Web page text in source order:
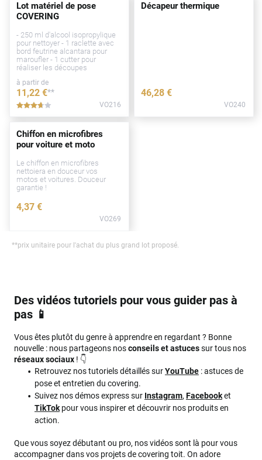
Lot matériel de pose
COVERING
- 250 ml d'alcool isopropylique
pour nettoyer - 1 raclette avec
bord feutrine alcantara pour
maroufler - 1 cutter pour
réaliser les découpes
à partir de
11,22 €**
*****
VO216
Décapeur thermique
46,28 €
VO240
Chiffon en microfibres
pour voiture et moto
Le chiffon en microfibres
nettoiera en douceur vos
motos et voitures. Douceur
garantie !
4,37 €
VO269
**prix unitaire pour l'achat du plus grand lot proposé.
Des vidéos tutoriels pour vous guider pas à
pas 📱
Vous êtes plutôt du genre à apprendre en regardant ? Bonne
nouvelle : nous partageons nosconseils et astucessur tous nos
réseaux sociaux ! 👇
Retrouvez nos tutoriels détaillés surYouTube: astuces de
pose et entretien du covering.
Suivez nos démos express sur Instagram, Facebooket
TikTokpour vous inspirer et découvrir nos produits en
action.
Que vous soyez débutant ou pro, nos vidéos sont là pour vous
accompagner dans vos projets de covering toit. On adore